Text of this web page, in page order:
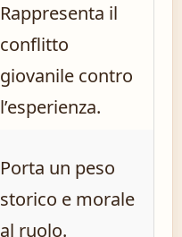
Rappresenta il
conflitto
giovanile contro
l’esperienza.
Porta un peso
storico e morale
al ruolo.